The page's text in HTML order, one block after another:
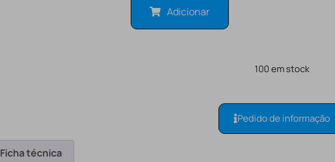
Adicionar
100 em stock
Pedido de informação
Ficha técnica